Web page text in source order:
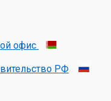
офис
РФ